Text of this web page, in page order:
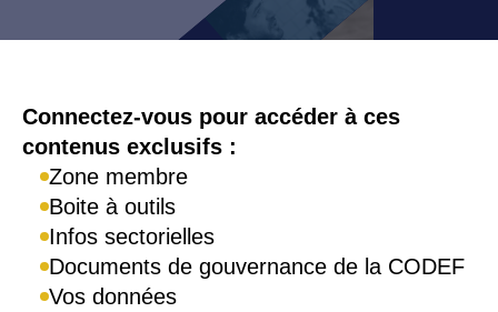
Connexion
Connectez-vous pour accéder à ces
contenus exclusifs :
Zone membre
Boite à outils
Infos sectorielles
Documents de gouvernance de la CODEF
Vos données